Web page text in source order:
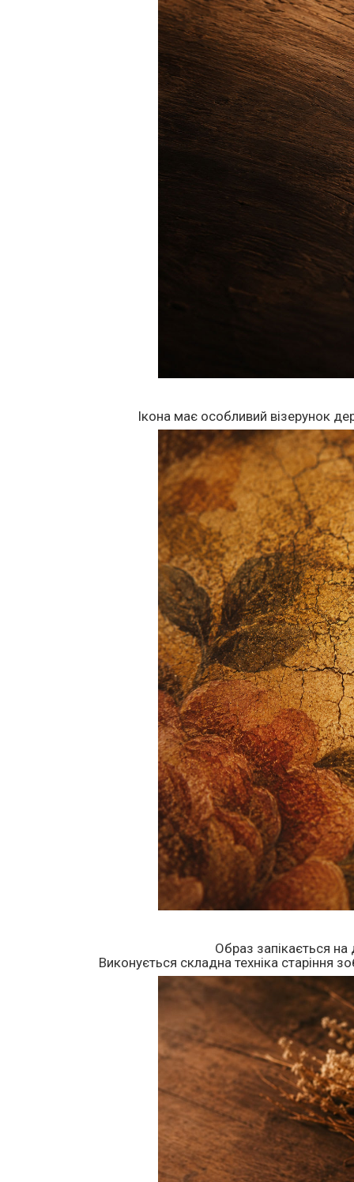
Ікона має особливий візерунок
Образ запікається на
Виконується складна техніка старіння